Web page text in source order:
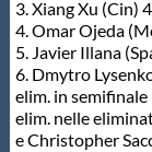
3. Xiang Xu (Cin)
4. Omar Ojeda
5. Javier Illana
6. Dmytro
elim. in
elim. nelle
e Christopher